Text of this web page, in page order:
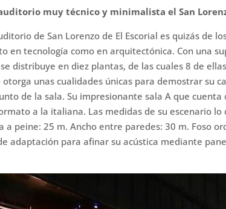
muy técnico y minimalista el San
de San Lorenzo de El Escorial es quizás de
en tecnología como en arquitectónica. Con una
distribuye en diez plantas, de las cuales 8 de
unas cualidades únicas para demostrar su
de la sala. Su impresionante sala A que
a la italiana. Las medidas de su escenario lo
a peine: 25 m. Ancho entre paredes: 30 m. Foso
adaptación para afinar su acústica mediante